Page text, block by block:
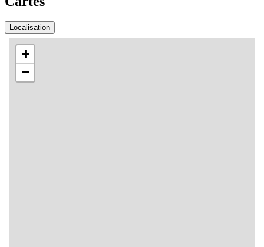
Localisation